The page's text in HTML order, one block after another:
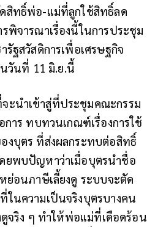
สิทธิ์พ่อ-แม่ที่ลูกใช้สิทธิ์ลด
พิจารณาเรื่องนี้ในการประชุม
ฐสวัสดิการเพื่อเศรษฐกิจ
วันที่ 11 มิ.ย.นี้
ะนำเข้าสู่ที่ประชุมคณะกรรม
าร ทบทวนเกณฑ์เรื่องการใช้
บุตร ที่ส่งผลกระทบต่อสิทธิ์
พบปัญหาว่าเมื่อบุตรนำชื่อ
ย่อนภาษีเลี้ยงดู ระบบจะตัด
นความเป็นจริงบุตรบางคน
ดูจริง ๆ ทำให้พ่อแม่ที่เดือดร้อน